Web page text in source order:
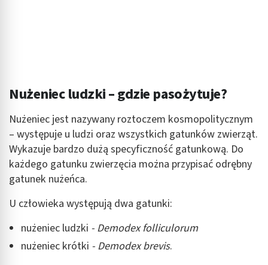
Nużeniec ludzki – gdzie pasożytuje?
Nużeniec jest nazywany roztoczem kosmopolitycznym
– występuje u ludzi oraz wszystkich gatunków zwierząt.
Wykazuje bardzo dużą specyficzność gatunkową. Do
każdego gatunku zwierzęcia można przypisać odrębny
gatunek nużeńca.
U człowieka występują dwa gatunki:
nużeniec ludzki - Demodex folliculorum
nużeniec krótki - Demodex brevis.